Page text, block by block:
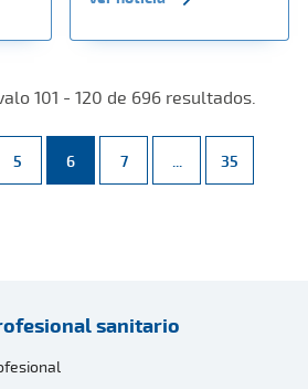
101 - 120 de 696 resultados.
intermedias Use TAB para desplazarse.
Página
5 Página
6 Página
7 ... Páginas
Página
35
sanitario